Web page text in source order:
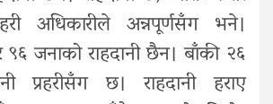
अधिकारीले अन्नपूर्णसँग भने।
९६ जनाको राहदानी छैन। बाँकी २६
प्रहरीसँग छ। राहदानी हराए